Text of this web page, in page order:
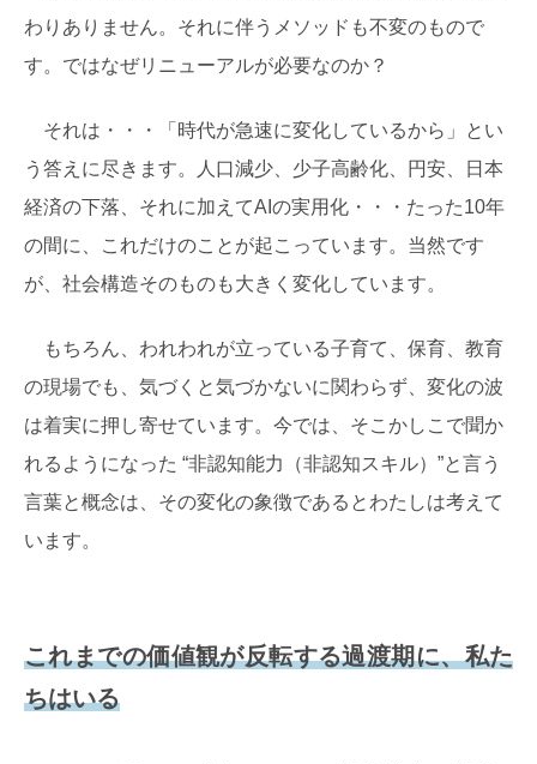
わりありません。それに伴うメソッドも不変のもので
す。ではなぜリニューアルが必要なのか？
それは・・・「時代が急速に変化しているから」とい
う答えに尽きます。人口減少、少子高齢化、円安、日本
経済の下落、それに加えてAIの実用化・・・たった10年
の間に、これだけのことが起こっています。当然です
が、社会構造そのものも大きく変化しています。
もちろん、われわれが立っている子育て、保育、教育
の現場でも、気づくと気づかないに関わらず、変化の波
は着実に押し寄せています。今では、そこかしこで聞か
れるようになった “非認知能力（非認知スキル）”と言う
言葉と概念は、その変化の象徴であるとわたしは考えて
います。
これまでの価値観が反転する過渡期に、私た
ちはいる